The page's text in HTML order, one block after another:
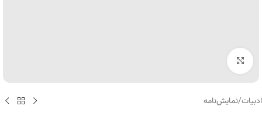
برای بزرگنمایی کلیک کنید
ادبیات/نمایش‌نامه